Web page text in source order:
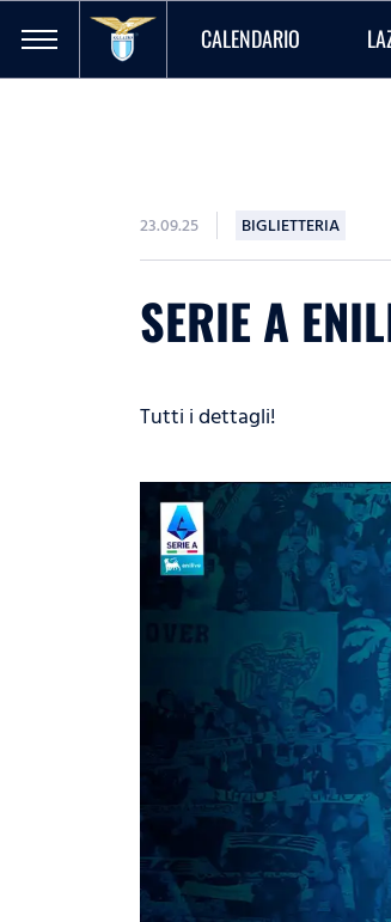
CALENDARIO
23.09.25 BIGLIETTERIA
SERIE A
Tutti i dettagli!